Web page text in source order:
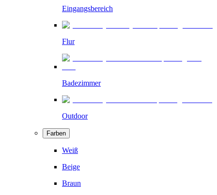
Eingangsbereich
Flur
Badezimmer
Outdoor
Farben
Weiß
Beige
Braun